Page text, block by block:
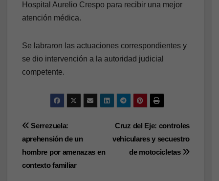
Hospital Aurelio Crespo para recibir una mejor
atención médica.
Se labraron las actuaciones correspondientes y
se dio intervención a la autoridad judicial
competente.
Navegación
de
entradas
Cruz del Eje: controles
vehiculares y secuestro
de motocicletas
Serrezuela:
aprehensión de un
hombre por amenazas en
contexto familiar